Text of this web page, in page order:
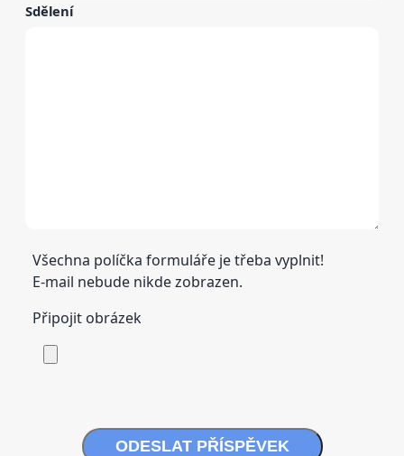
Sdělení
Všechna políčka formuláře je třeba vyplnit!
E-mail nebude nikde zobrazen.
Připojit obrázek
ODESLAT PŘÍSPĚVEK